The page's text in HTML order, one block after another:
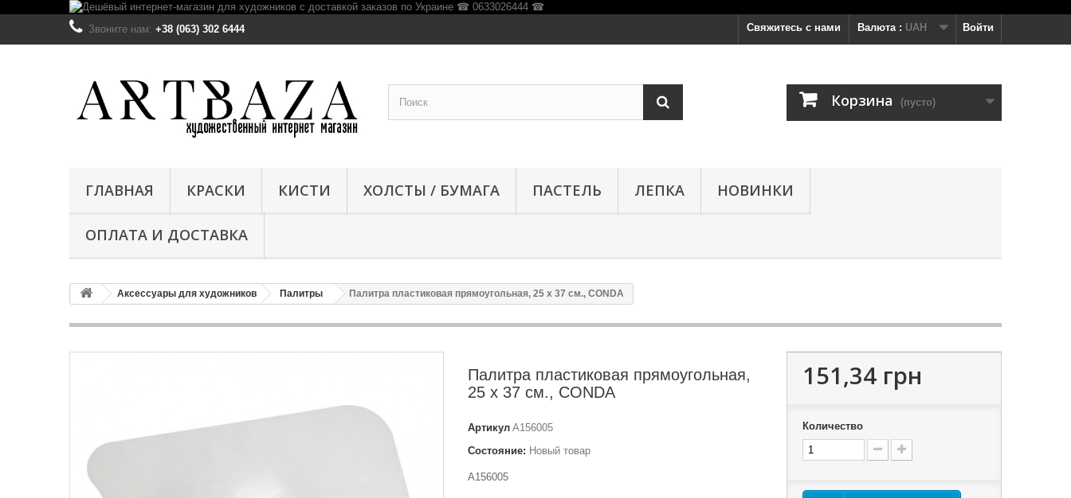
Войти
Валюта : UAH
Свяжитесь с нами
Звоните нам: +38 (063) 302 6444
Корзина (пусто)
ГЛАВНАЯ КРАСКИ КИСТИ ХОЛСТЫ / БУМАГА ПАСТЕЛЬ ЛЕПКА НОВИНКИ
ОПЛАТА И ДОСТАВКА
Аксессуары для художников Палитры Палитра пластиковая прямоугольная, 25 x 37 см., CONDA
Палитра пластиковая прямоугольная,
25 x 37 см., CONDA
Артикул A156005
Состояние: Новый товар
A156005
151,34 грн
Количество